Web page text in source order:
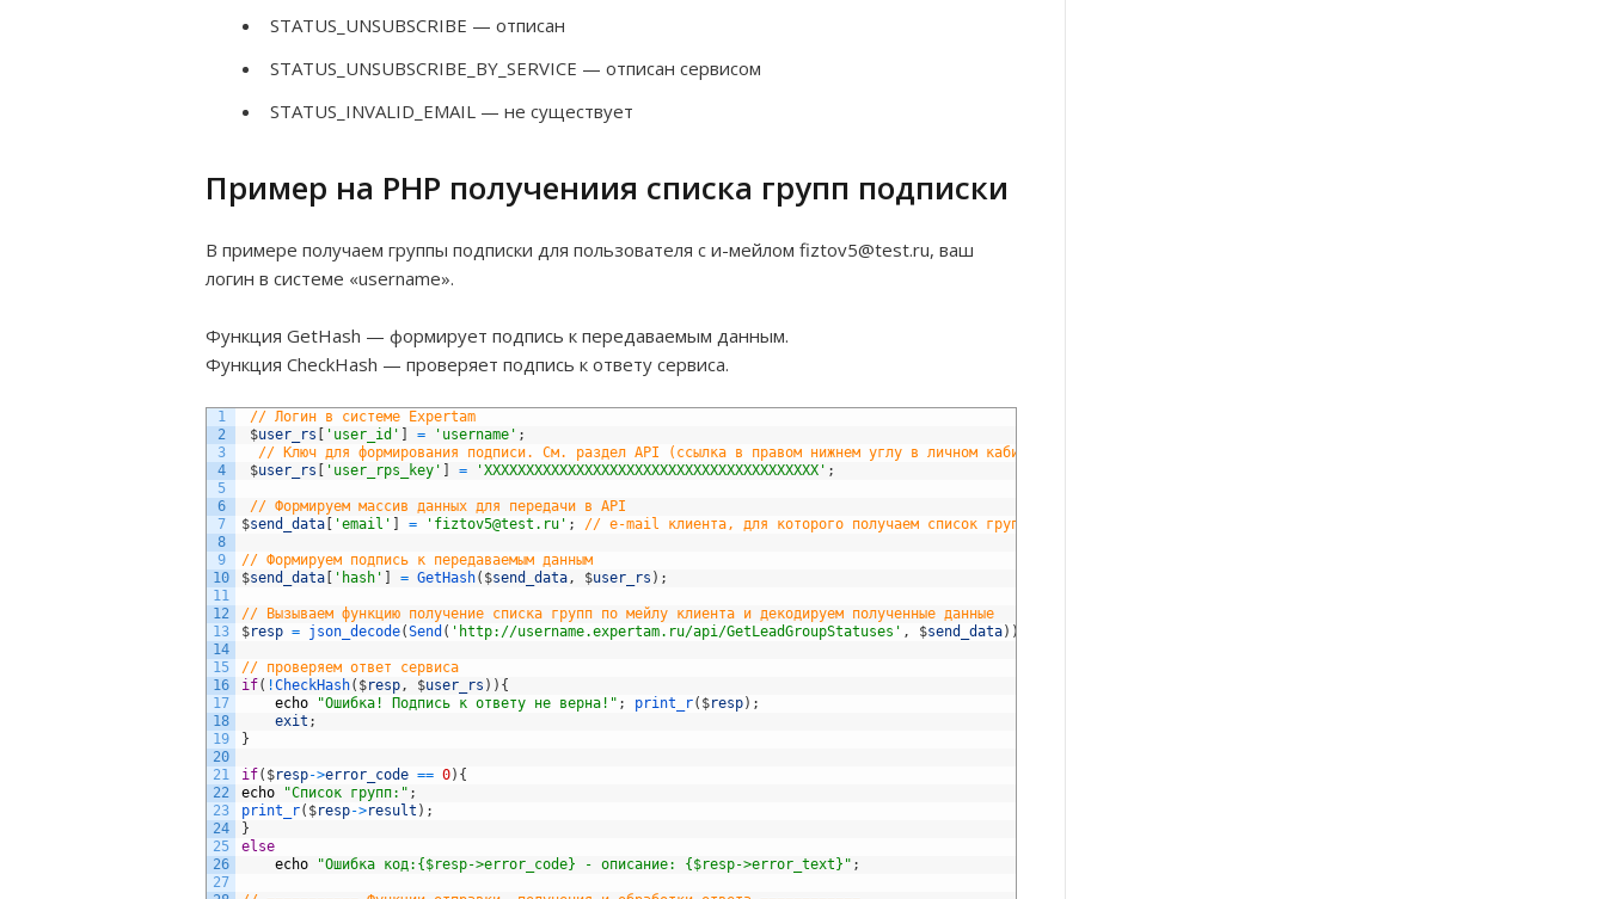
STATUS_UNSUBSCRIBE — отписан
STATUS_UNSUBSCRIBE_BY_SERVICE — отписан сервисом
STATUS_INVALID_EMAIL — не существует
Пример на PHP получениия списка групп подписки
В примере получаем группы подписки для пользователя с и-мейлом fiztov5@test.ru, ваш
логин в системе «username».
Функция GetHash — формирует подпись к передаваемым данным.
Функция CheckHash — проверяет подпись к ответу сервиса.
1
2
3
4
5
6
7
8
9
10
11
12
13
14
15
16
17
18
19
20
21
22
23
24
25
26
27
// Логин в системе Expertam
$user_rs 'user_id' = 'username' ;
// Ключ для формирования подписи. См. раздел API (ссылка в правом нижнем углу в личном кабинете)
$user_rs 'user_rps_key' = 'XXXXXXXXXXXXXXXXXXXXXXXXXXXXXXXXXXXXXXXX' ;
// Формируем массив данных для передачи в API
$send_data 'email' = 'fiztov5@test.ru' ; // e-mail клиента, для которого получаем список групп, в которых он состоит
// Формируем подпись к передаваемым данным
$send_data 'hash' = GetHash( $send_data, $user_rs ) ;
// Вызываем функцию получение списка групп по мейлу клиента и декодируем полученные данные
$resp = json_decode(Send ( 'http://username.expertam.ru/api/GetLeadGroupStatuses' , $send_data) )
// проверяем ответ сервиса
if( !CheckHash( $resp, $user_rs ) ) {
echo
"Ошибка! Подпись к ответу не верна!" ; print_r( $resp) ;
exit ;
}
if( $resp->error_code == 0) {
echo
"Список групп:" ;
print_r( $resp->result ) ;
}
else
echo
"Ошибка код:{$resp->error_code} - описание: {$resp->error_text}" ;